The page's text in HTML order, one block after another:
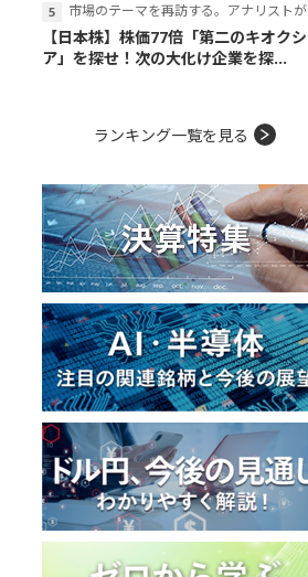
市場のテーマを再訪する。アナリストが読み解くテーマの本質
【日本株】株価77倍「第二のキオクシ
ア」を探せ！次の大化け企業を探...
ランキング一覧を見る